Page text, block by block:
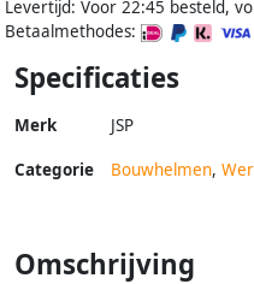
Levertijd: Voor 22:45 besteld,
Betaalmethodes:
Specificaties
Merk JSP
Categorie Bouwhelmen,
Omschrijving